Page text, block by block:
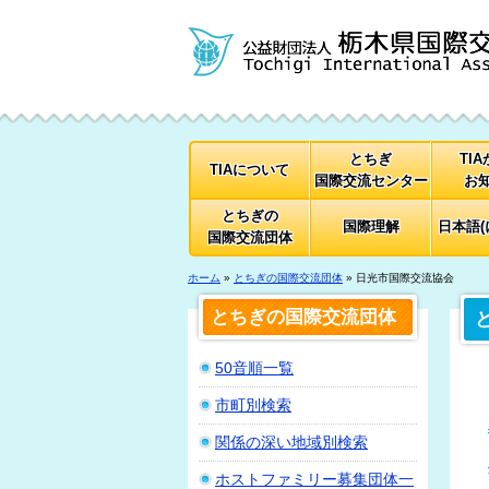
TIAについて
とちぎ
国際交流センター
TIA
お
とちぎの
国際交流団体
国際理解 日本語(
ホーム » とちぎの国際交流団体 » 日光市国際交流協会
とちぎの国際交流団体
50音順一覧
市町別検索
関係の深い地域別検索
ホストファミリー募集団体一